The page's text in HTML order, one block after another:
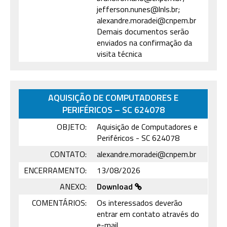
jefferson.nunes@lnls.br;
alexandre.moradei@cnpem.br
Demais documentos serão
enviados na confirmação da
visita técnica
AQUISIÇÃO DE COMPUTADORES E
PERIFÉRICOS – SC 624078
OBJETO:
Aquisição de Computadores e
Periféricos - SC 624078
CONTATO:
alexandre.moradei@cnpem.br
ENCERRAMENTO:
13/08/2026
ANEXO:
Download
COMENTÁRIOS:
Os interessados deverão
entrar em contato através do